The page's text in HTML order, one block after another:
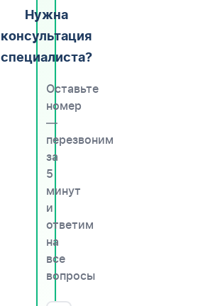
Нужна
консультация
специалиста?
Оставьте
номер
—
перезвоним
за
5
минут
и
ответим
на
все
вопросы